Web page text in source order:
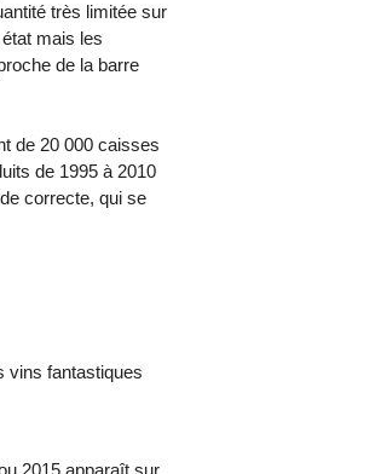
très limitée sur
mais les
de la barre
de 20 000 caisses
de 1995 à 2010
correcte, qui se
vins fantastiques
2015 apparaît sur